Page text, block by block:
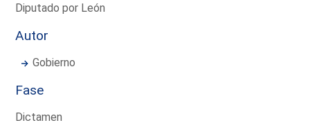
Diputado por León
Autor
Gobierno
Fase
Dictamen